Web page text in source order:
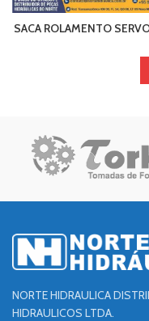
SACA ROLAMENTO
NORTE HIDRAULICA
HIDRAULICOS LTDA.